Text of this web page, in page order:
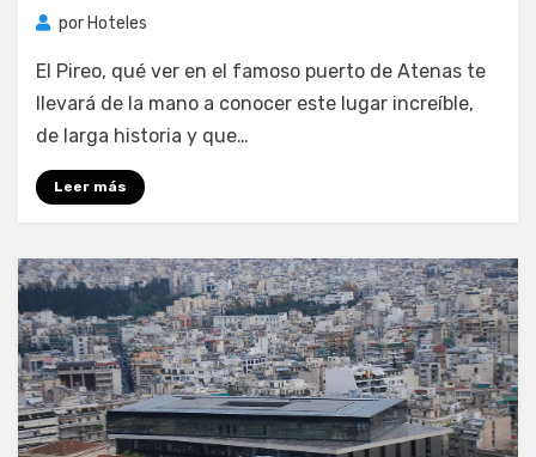
por Hoteles
El Pireo, qué ver en el famoso puerto de Atenas te
llevará de la mano a conocer este lugar increíble,
de larga historia y que…
Leer más